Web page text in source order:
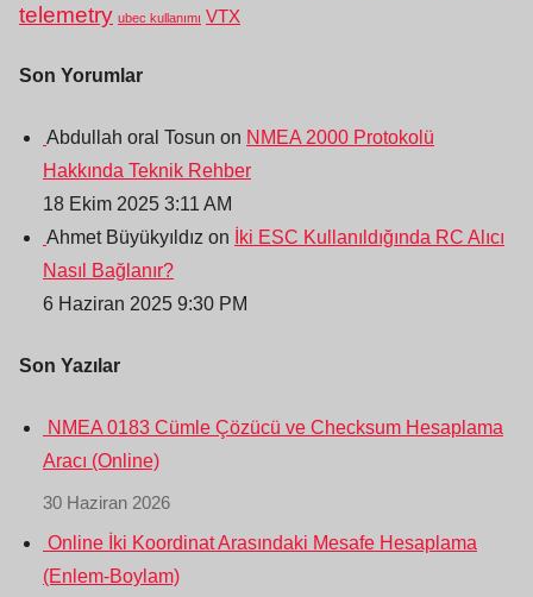
telemetry ubec kullanımı VTX
Son Yorumlar
Abdullah oral Tosun on NMEA 2000 Protokolü
Hakkında Teknik Rehber
18 Ekim 2025 3:11 AM
Ahmet Büyükyıldız on
İki ESC Kullanıldığında RC Alıcı
Nasıl Bağlanır?
6 Haziran 2025 9:30 PM
Son Yazılar
NMEA 0183 Cümle Çözücü ve Checksum Hesaplama
Aracı (Online)
30 Haziran 2026
Online İki Koordinat Arasındaki Mesafe Hesaplama
(Enlem-Boylam)